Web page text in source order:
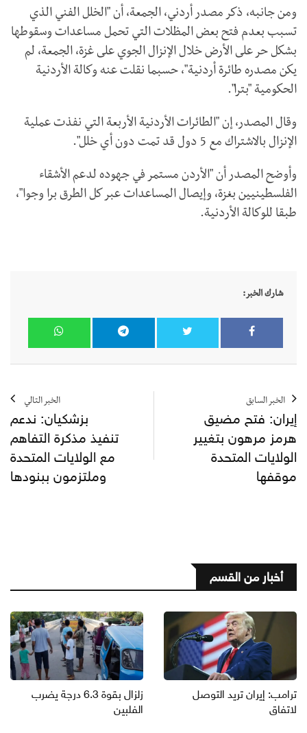
ومن جانبه، ذكر مصدر أردني، الجمعة، أن "الخلل الفني الذي
تسبب بعدم فتح بعض المظلات التي تحمل مساعدات وسقوطها
بشكل حر على الأرض خلال الإنزال الجوي على غزة، الجمعة، لم
يكن مصدره طائرة أردنية"، حسبما نقلت عنه وكالة الأردنية
الحكومية "بترا".
وقال المصدر، إن "الطائرات الأردنية الأربعة التي نفذت عملية
الإنزال بالاشتراك مع 5 دول قد تمت دون أي خلل".
وأوضح المصدر أن "الأردن مستمر في جهوده لدعم الأشقاء
الفلسطينيين بغزة، وإيصال المساعدات عبر كل الطرق برا وجوا"،
طبقا للوكالة الأردنية.
شارك الخبر:
الخبر السابق
إيران: فتح مضيق
هرمز مرهون بتغيير
الولايات المتحدة
موقفها
الخبر التالي
بزشكيان: ندعم
تنفيذ مذكرة التفاهم
مع الولايات المتحدة
وملتزمون ببنودها
أخبار من القسم
ترامب: إيران تريد التوصل
لاتفاق
زلزال بقوة 6.3 درجة يضرب
الفلبين